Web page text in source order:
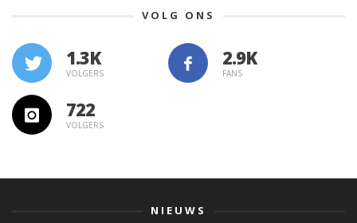
VOLG ONS
1.3K
VOLGERS FANS
722
VOLGERS
NIEUWS